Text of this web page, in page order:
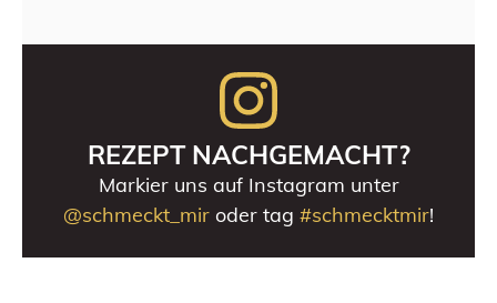
REZEPT NACHGEMACHT?
Markier uns auf Instagram unter
@schmeckt_mir oder tag #schmecktmir!